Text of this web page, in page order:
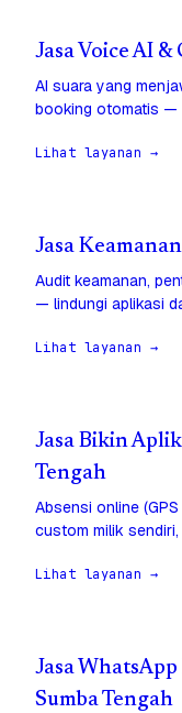
Jasa Voice AI
AI suara yang
booking otomatis —
Lihat layanan →
Jasa
Audit keamanan,
— lindungi aplikasi
Lihat layanan →
Jasa Bikin
Tengah
Absensi online
custom milik
Lihat layanan →
Jasa
Sumba Tengah